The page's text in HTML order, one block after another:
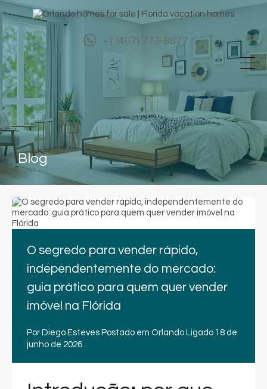
+1 (407) 773-8877
Blog
O segredo para vender rápido,
independentemente do mercado:
guia prático para quem quer vender
imóvel na Flórida
Por Diego Esteves Postado em Orlando Ligado 18 de
junho de 2026